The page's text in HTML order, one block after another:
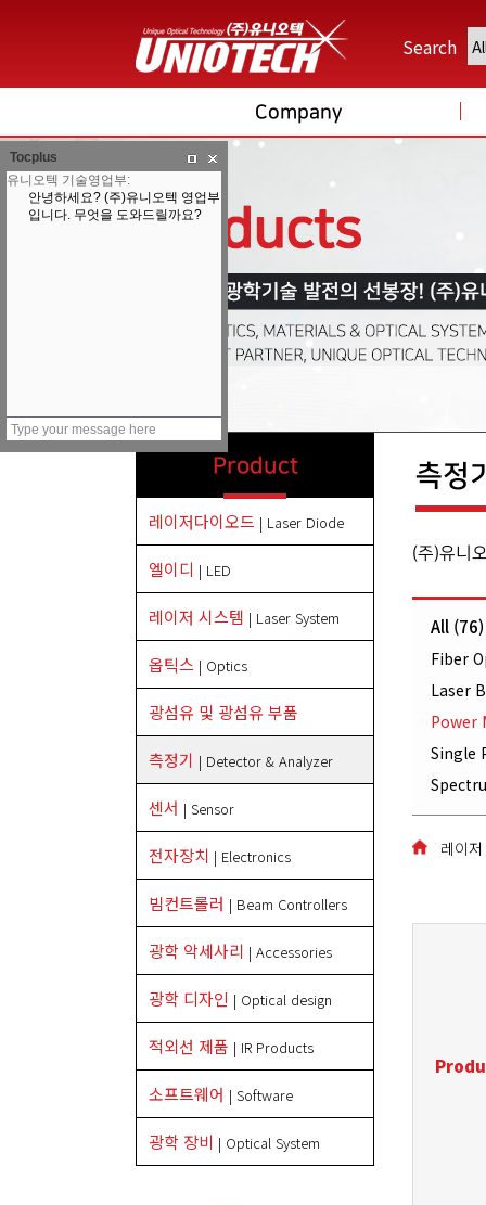
Search
Company
Product
레이저다이오드 | Laser Diode
엘이디 | LED
레이저 시스템 | Laser System
옵틱스 | Optics
광섬유 및 광섬유 부품
측정기 | Detector & Analyzer
센서 | Sensor
전자장치 | Electronics
빔컨트롤러 | Beam Controllers
광학 악세사리 | Accessories
광학 디자인 | Optical design
적외선 제품 | IR Products
소프트웨어 | Software
광학 장비 | Optical System
측정
(주)유니
All (76)
Fiber
Laser
Power
Single
레이
Tocplus